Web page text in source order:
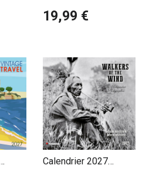
19,99 €
Calendrier 2027